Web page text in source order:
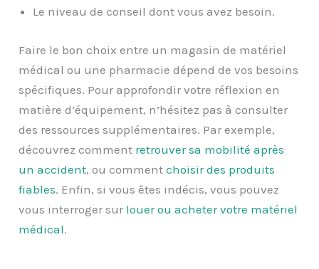
Le niveau de conseil dont vous avez besoin.
Faire le bon choix entre un magasin de matériel
médical ou une pharmacie dépend de vos besoins
spécifiques. Pour approfondir votre réflexion en
matière d’équipement, n’hésitez pas à consulter
des ressources supplémentaires. Par exemple,
découvrez comment retrouver sa mobilité après
un accident, ou commentchoisir des produits
fiables. Enfin, si vous êtes indécis, vous pouvez
vous interroger sur louer ou acheter votre matériel
médical.